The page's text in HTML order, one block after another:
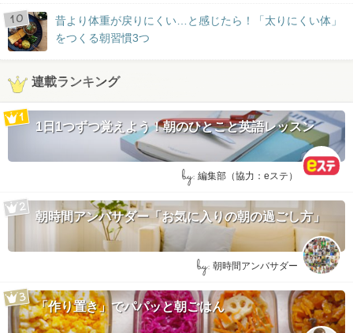
昔より体重が戻りにくい…と感じたら！「太りにくい体」
をつくる朝習慣3つ
連載ランキング
1日1つずつ覚えよう！朝のひとこと英語レッスン
by: 編集部（協力：eステ）
朝時間アンバサダー「お気に入りの朝の過ごし方」
by: 朝時間アンバサダー
「作り置き」でパパッと朝ごはん